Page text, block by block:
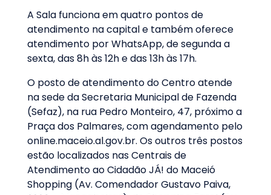
A Sala funciona em quatro pontos de
atendimento na capital e também oferece
atendimento por WhatsApp, de segunda a
sexta, das 8h às 12h e das 13h às 17h.
O posto de atendimento do Centro atende
na sede da Secretaria Municipal de Fazenda
(Sefaz), na rua Pedro Monteiro, 47, próximo a
Praça dos Palmares, com agendamento pelo
online.maceio.al.gov.br. Os outros três postos
estão localizados nas Centrais de
Atendimento ao Cidadão JÁ! do Maceió
Shopping (Av. Comendador Gustavo Paiva,